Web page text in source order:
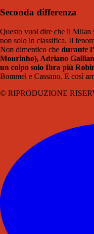
Seconda differenza
Questo vuol dire che il Milan
non solo in classifica. Il
Non dimentico che durante
Mourinho), Adriano
un colpo solo Ibra più
Bommel e Cassano. E così
© RIPRODUZIONE